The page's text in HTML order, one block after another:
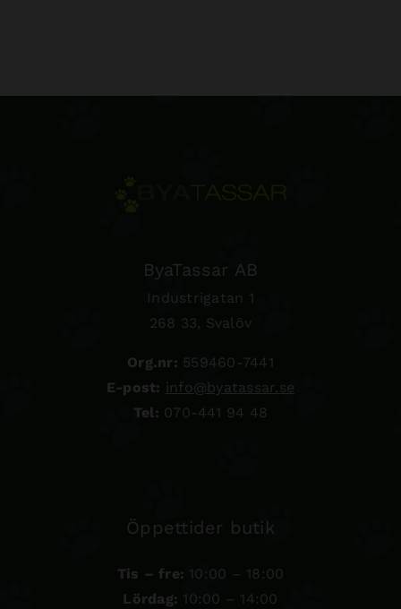
ByaTassar AB
Industrigatan 1
268 33, Svalöv
Org.nr: 559460-7441
E-post: info@byatassar.se
Tel: 070-441 94 48
Öppettider butik
Tis – fre: 10:00 – 18:00
Lördag: 10:00 – 14:00